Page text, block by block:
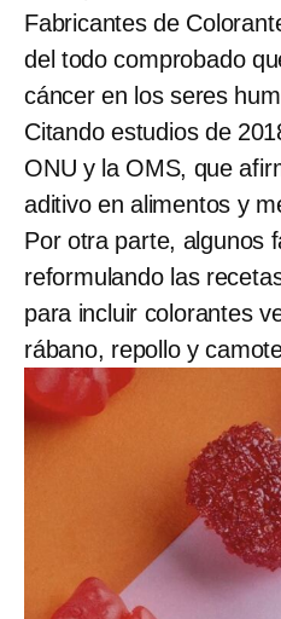
Fabricantes de
del todo comprobado
cáncer en los seres
Citando estudios de
ONU y la OMS, que
aditivo en alimentos y
Por otra parte, algunos
reformulando las
para incluir colorantes
rábano, repollo y